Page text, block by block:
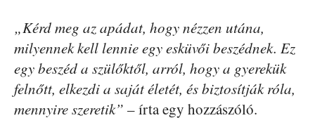
„Kérd meg az apádat, hogy nézzen utána,
milyennek kell lennie egy esküvői beszédnek. Ez
egy beszéd a szülőktől, arról, hogy a gyerekük
felnőtt, elkezdi a saját életét, és biztosítják róla,
mennyire szeretik” – írta egy hozzászóló.